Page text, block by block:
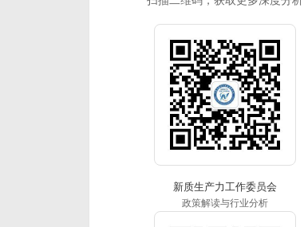
新质生产力工作委员会
政策解读与行业分析